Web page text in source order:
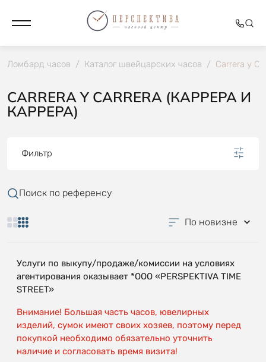
Ломбард часов / Каталог швейцарских часов / Carrera y
CARRERA Y CARRERA (КАРРЕРА И
КАРРЕРА)
Фильтр
Поиск по референсу
По новизне
Услуги по выкупу/продаже/комиссии на условиях
агентирования оказывает *OOO «PERSPEKTIVA TIME
STREET»
Внимание! Большая часть часов, ювелирных
изделий, сумок имеют своих хозяев, поэтому перед
покупкой необходимо обязательно уточнить
наличие и согласовать время визита!